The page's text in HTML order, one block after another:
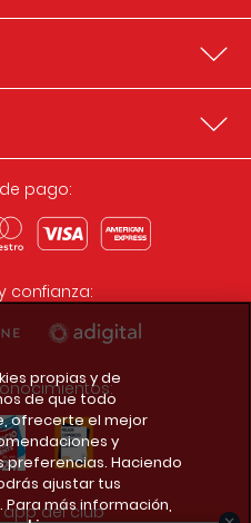
pago:
confianza:
del club
propias y de
de que todo
ofrecerte el mejor
y
preferencias. Haciendo
ajustar tus
más información,